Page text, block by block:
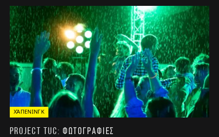
ΧΆΠΕΝΙΝΓΚ
Project TUC: Φωτογραφίες